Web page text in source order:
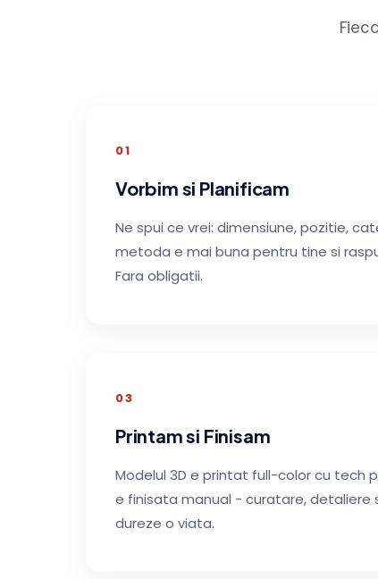
01
Vorbim si Planificam
Ne spui ce vrei: dimensiune, pozitie,
metoda e mai buna pentru tine si
Fara obligatii.
03
Printam si Finisam
Modelul 3D e printat full-color cu tech
e finisata manual - curatare, detaliere
dureze o viata.